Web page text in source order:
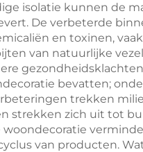
isolatie kunnen de
De verbeterde
en toxinen,
van natuurlijke
bevatten;
trekken
strekken zich uit tot
van producten.